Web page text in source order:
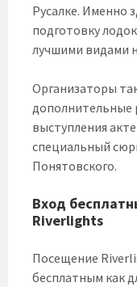
Русалке. Именно
подготовку
лучшими видами
Организаторы
дополнительные
выступления
специальный
Понятовского.
Вход
Riverlights
Посещение
бесплатным как